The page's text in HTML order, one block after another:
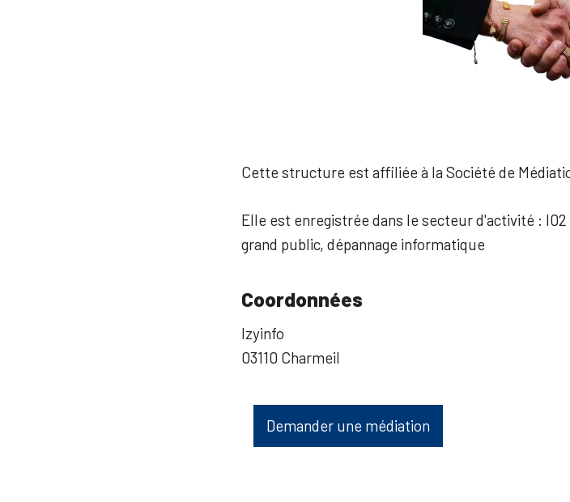
Cette structure est affiliée à la Société de
Elle est enregistrée dans le secteur d'activité :
grand public, dépannage informatique
Coordonnées
Izyinfo
03110 Charmeil
Demander une médiation